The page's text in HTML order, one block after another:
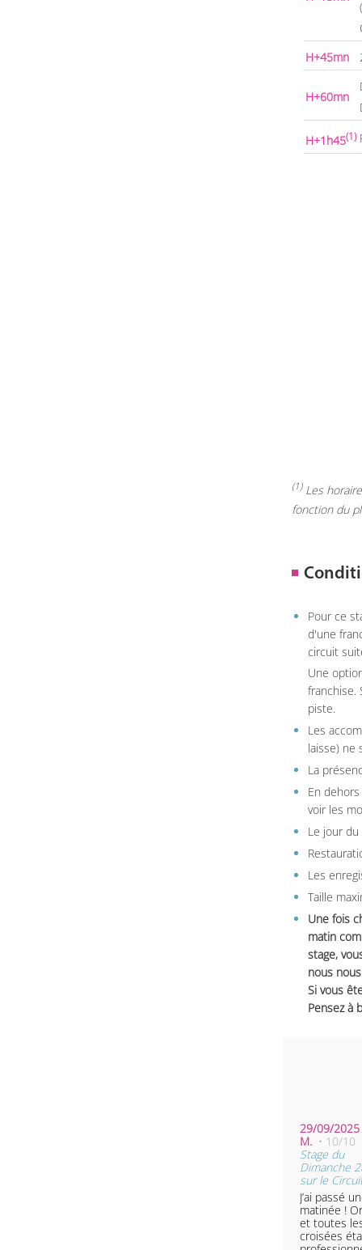
H+45mn
H+60mn
H+1h45(1)
(1)Les
fonction du
Pour ce
d'une
circuit
Une
franchise.
piste.
Les
laisse) ne
La
En
voir les
Le jour
Les
Taille
Une fois
matin
stage,
nous
Si vous
Pensez à
29/09/2025
M. • 10/10
Stage du
Dimanche
sur le
J’ai passé
matinée !
et toutes
croisées